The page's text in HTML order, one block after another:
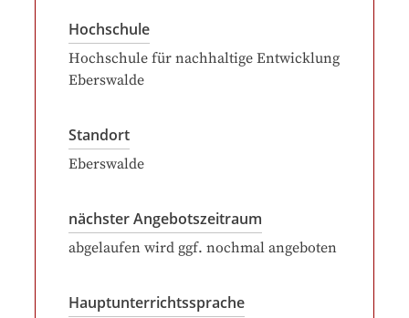
Hochschule
Hochschule für nachhaltige Entwicklung
Eberswalde
Standort
Eberswalde
nächster Angebotszeitraum
abgelaufen wird ggf. nochmal angeboten
Hauptunterrichtssprache